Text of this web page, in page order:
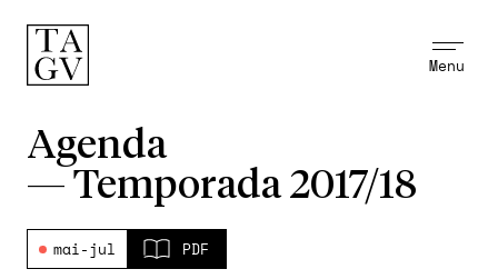
Menu
Agenda
— Temporada 2017/18
mai-jul PDF